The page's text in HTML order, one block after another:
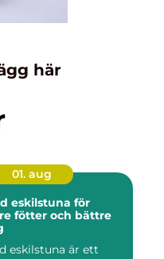
här
01. aug
eskilstuna för
fötter och bättre
eskilstuna är ett